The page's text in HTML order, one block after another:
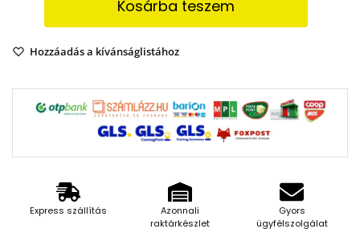
Kosárba teszem
Hozzáadás a kívánságlistához
Express szállítás
Azonnali
raktárkészlet
Gyors
ügyfélszolgálat